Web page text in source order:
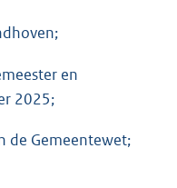
e
6
6
b
en
2025;
de Gemeentewet;